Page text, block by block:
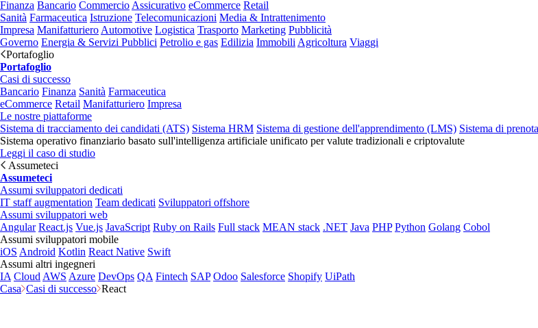
Finanza Bancario Commercio Assicurativo eCommerce Retail
Sanità Farmaceutica Istruzione Telecomunicazioni Media & Intrattenimento
Impresa Manifatturiero Automotive Logistica Trasporto Marketing Pubblicità
Governo Energia & Servizi Pubblici Petrolio e gas Edilizia Immobili Agricoltura Viaggi
Portafoglio
Portafoglio
Casi di successo
Bancario Finanza Sanità Farmaceutica
eCommerce Retail Manifatturiero Impresa
Le nostre piattaforme
Sistema di tracciamento dei candidati (ATS) Sistema HRM Sistema di gestione dell'apprendimento (LMS) Sistema di
Sistema operativo finanziario basato sull'intelligenza artificiale unificato per valute tradizionali e criptovalute
Leggi il caso di studio
Assumeteci
Assumeteci
Assumi sviluppatori dedicati
IT staff augmentation Team dedicati Sviluppatori offshore
Assumi sviluppatori web
Angular React.js Vue.js JavaScript Ruby on Rails Full stack MEAN stack .NET Java PHP Python Golang Cobol
Assumi sviluppatori mobile
iOS Android Kotlin React Native Swift
Assumi altri ingegneri
IA Cloud AWS Azure DevOps QA Fintech SAP Odoo Salesforce Shopify UiPath
Casa Casi di successo React